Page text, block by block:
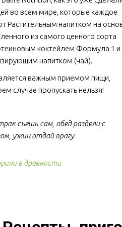
во всем мире, которые каждое
Растительным напитком на
из самого ценного сорта
коктейлем Формула 1 и
напитком (чай).
важным приемом пищи,
случае пропускать нельзя!
съешь сам, обед раздели с
ужин отдай врагу
в древности